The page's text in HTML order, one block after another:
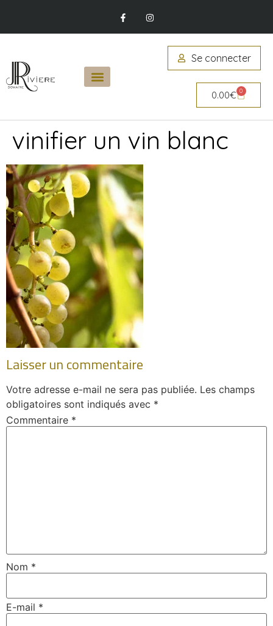
Se connecter
0.00€ 0
vinifier un vin blanc
Laisser un commentaire
Votre adresse e-mail ne sera pas publiée. Les champs
obligatoires sont indiqués avec *
Commentaire *
Nom *
E-mail *